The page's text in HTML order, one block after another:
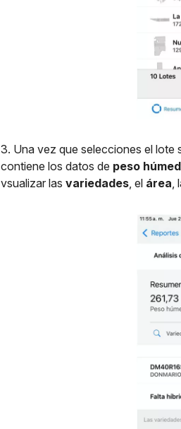
3. Una vez que selecciones el lote
contiene los datos de peso
vsualizar las variedades , el área ,